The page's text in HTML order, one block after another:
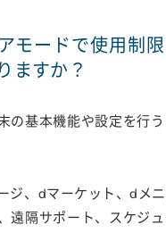
モードで使用制
ますか？
の基本機能や設定を行
ジ、dマーケット、dメ
遠隔サポート、スケジ